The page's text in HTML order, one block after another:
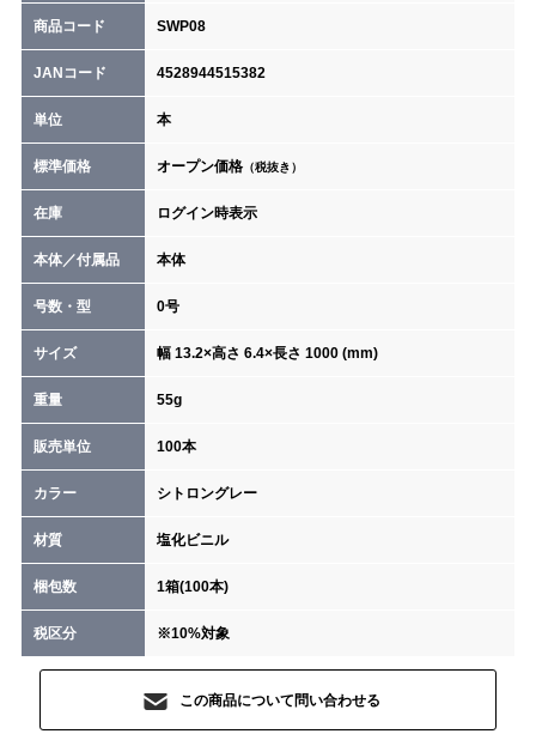
商品コード SWP08
JANコード 4528944515382
単位 本
標準価格 オープン価格（税抜き）
在庫 ログイン時表示
本体／付属品 本体
号数・型 0号
サイズ 幅 13.2×高さ 6.4×長さ 1000 (mm)
重量 55g
販売単位 100本
カラー シトロングレー
材質 塩化ビニル
梱包数 1箱(100本)
税区分 ※10%対象
この商品について問い合わせる